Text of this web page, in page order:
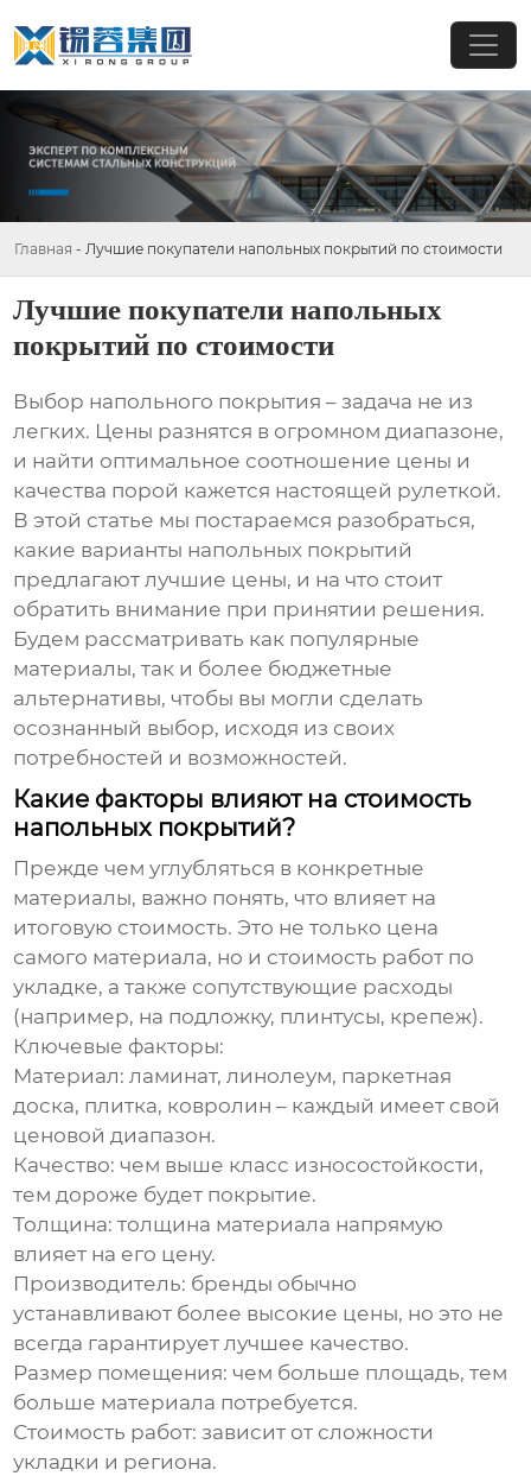
Главная - Лучшие покупатели напольных покрытий по стоимости
Лучшие покупатели напольных
покрытий по стоимости
Выбор напольного покрытия – задача не из
легких. Цены разнятся в огромном диапазоне,
и найти оптимальное соотношение цены и
качества порой кажется настоящей рулеткой.
В этой статье мы постараемся разобраться,
какие варианты напольных покрытий
предлагают лучшие цены, и на что стоит
обратить внимание при принятии решения.
Будем рассматривать как популярные
материалы, так и более бюджетные
альтернативы, чтобы вы могли сделать
осознанный выбор, исходя из своих
потребностей и возможностей.
Какие факторы влияют на стоимость
напольных покрытий?
Прежде чем углубляться в конкретные
материалы, важно понять, что влияет на
итоговую стоимость. Это не только цена
самого материала, но и стоимость работ по
укладке, а также сопутствующие расходы
(например, на подложку, плинтусы, крепеж).
Ключевые факторы:
Материал: ламинат, линолеум, паркетная
доска, плитка, ковролин – каждый имеет свой
ценовой диапазон.
Качество: чем выше класс износостойкости,
тем дороже будет покрытие.
Толщина: толщина материала напрямую
влияет на его цену.
Производитель: бренды обычно
устанавливают более высокие цены, но это не
всегда гарантирует лучшее качество.
Размер помещения: чем больше площадь, тем
больше материала потребуется.
Стоимость работ: зависит от сложности
укладки и региона.